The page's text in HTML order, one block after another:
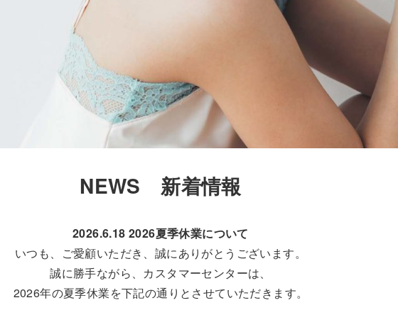
NEWS 新着情報
2026.6.18 2026夏季休業について
いつも、ご愛顧いただき、誠にありがとうございます。
誠に勝手ながら、カスタマーセンターは、
2026年の夏季休業を下記の通りとさせていただきます。